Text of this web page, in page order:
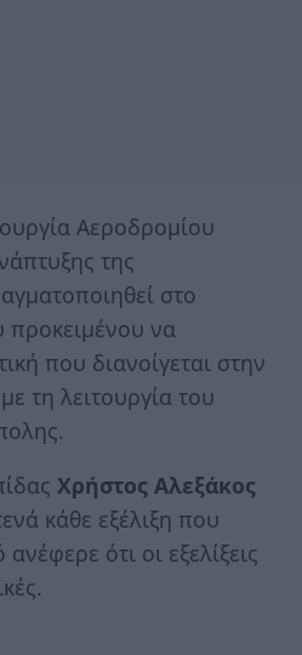
Αεροδρομίου
της
στο
προκειμένου να
που διανοίγεται στην
τη λειτουργία του
Χρήστος Αλεξάκος
κάθε εξέλιξη που
ότι οι εξελίξεις